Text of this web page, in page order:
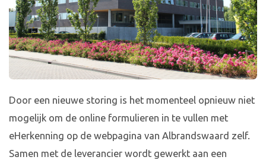
Door een nieuwe storing is het momenteel opnieuw niet
mogelijk om de online formulieren in te vullen met
eHerkenning op de webpagina van Albrandswaard zelf.
Samen met de leverancier wordt gewerkt aan een